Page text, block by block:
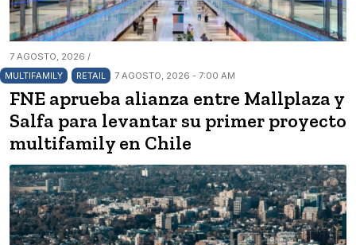
7 AGOSTO, 2026 /
MULTIFAMILY
RETAIL 7 AGOSTO, 2026 - 7:00 AM
FNE aprueba alianza entre Mallplaza y
Salfa para levantar su primer proyecto
multifamily en Chile